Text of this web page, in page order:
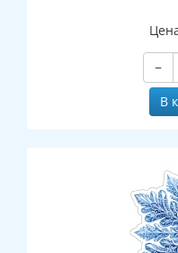
−
В